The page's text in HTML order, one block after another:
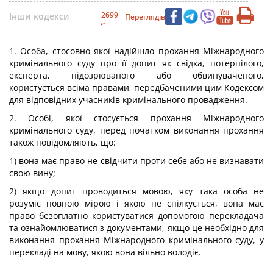
Інши кодекси
2699 Переглядів
1. Особа, стосовно якої надійшло прохання Міжнародного
кримінального суду про її допит як свідка, потерпілого,
експерта, підозрюваного або обвинуваченого,
користується всіма правами, передбаченими цим Кодексом
для відповідних учасників кримінального провадження.
2. Особі, якої стосується прохання Міжнародного
кримінального суду, перед початком виконання прохання
також повідомляють, що:
1) вона має право не свідчити проти себе або не визнавати
свою вину;
2) якщо допит проводиться мовою, яку така особа не
розуміє повною мірою і якою не спілкується, вона має
право безоплатно користуватися допомогою перекладача
та ознайомлюватися з документами, якщо це необхідно для
виконання прохання Міжнародного кримінального суду, у
перекладі на мову, якою вона вільно володіє.